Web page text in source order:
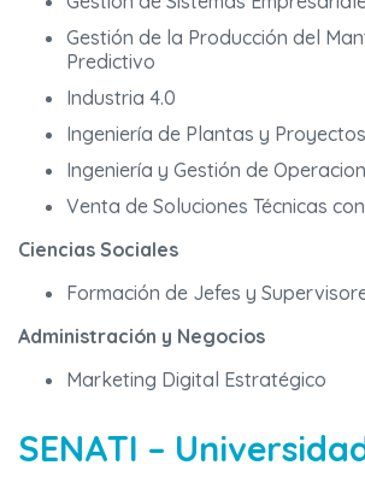
Gestión de la Producción del
Predictivo
Industria 4.0
Ingeniería de Plantas y
Ingeniería y Gestión de
Venta de Soluciones Técnicas con
Ciencias Sociales
Formación de Jefes y
Administración y Negocios
Marketing Digital Estratégico
SENATI –